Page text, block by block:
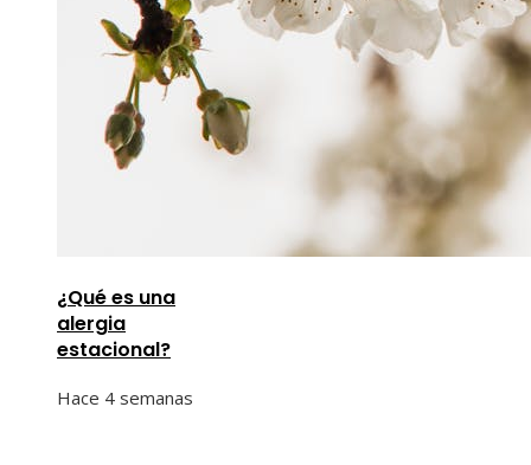
¿Qué es una
alergia
estacional?
Hace 4 semanas